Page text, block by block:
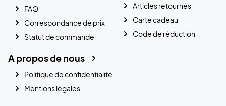
FAQ
Correspondance de prix
Statut de commande
Articles retournés
Carte cadeau
Code de réduction
A propos de nous
Politique de confidentialité
Mentions légales